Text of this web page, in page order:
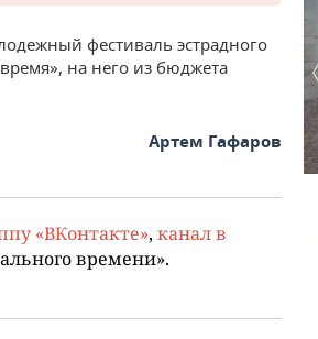
фестиваль эстрадного
на него из бюджета
Артем Гафаров
«ВКонтакте», канал в
времени».